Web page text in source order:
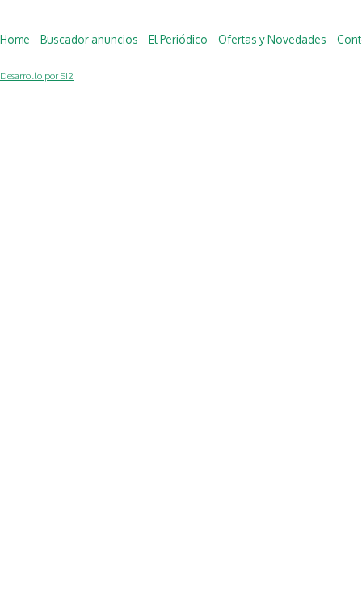
Home Buscador anuncios El Periódico Ofertas y Novedades
Desarrollo por SI2